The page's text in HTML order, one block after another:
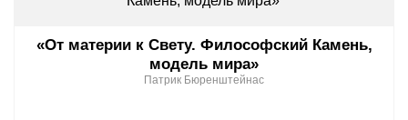
«От материи к Свету. Философский Камень,
модель мира»
Патрик Бюренштейнас